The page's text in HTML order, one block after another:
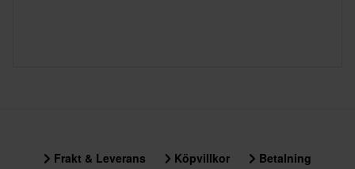
Frakt & Leverans Köpvillkor
Betalning